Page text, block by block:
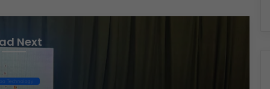
Next
Technology